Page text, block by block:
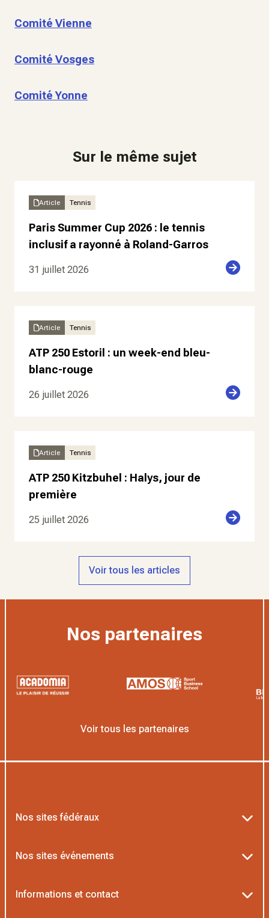
Comité Vienne
Comité Vosges
Comité Yonne
Sur le même sujet
Article Tennis
Paris Summer Cup 2026 : le tennis
inclusif a rayonné à Roland-Garros
31 juillet 2026
Article Tennis
ATP 250 Estoril : un week-end bleu-
blanc-rouge
26 juillet 2026
Article Tennis
ATP 250 Kitzbuhel : Halys, jour de
première
25 juillet 2026
Voir tous les articles
Nos partenaires
Voir tous les partenaires
Nos sites fédéraux
Nos sites événements
Informations et contact